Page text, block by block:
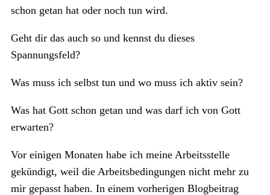
schon getan hat oder noch tun wird.
Geht dir das auch so und kennst du dieses
Spannungsfeld?
Was muss ich selbst tun und wo muss ich aktiv sein?
Was hat Gott schon getan und was darf ich von Gott
erwarten?
Vor einigen Monaten habe ich meine Arbeitsstelle
gekündigt, weil die Arbeitsbedingungen nicht mehr zu
mir gepasst haben. In einem vorherigen Blogbeitrag